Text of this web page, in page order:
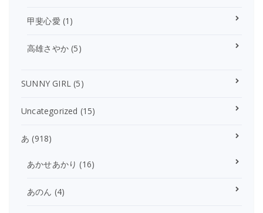
甲斐心愛 (1)
高雄さやか (5)
SUNNY GIRL (5)
Uncategorized (15)
あ (918)
あかせあかり (16)
あのん (4)